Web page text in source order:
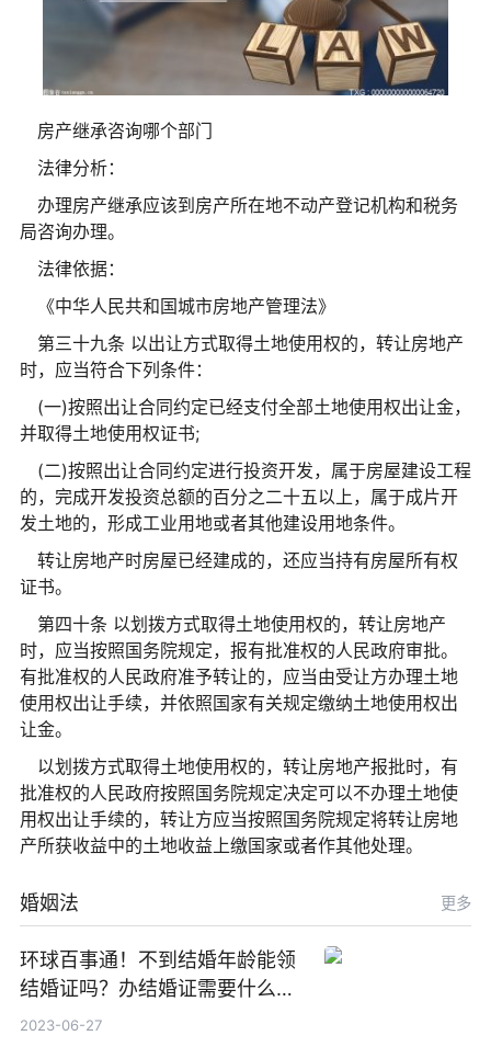
房产继承咨询哪个部门
法律分析：
办理房产继承应该到房产所在地不动产登记机构和税务
局咨询办理。
法律依据：
《中华人民共和国城市房地产管理法》
第三十九条 以出让方式取得土地使用权的，转让房地产
时，应当符合下列条件：
(一)按照出让合同约定已经支付全部土地使用权出让金，
并取得土地使用权证书;
(二)按照出让合同约定进行投资开发，属于房屋建设工程
的，完成开发投资总额的百分之二十五以上，属于成片开
发土地的，形成工业用地或者其他建设用地条件。
转让房地产时房屋已经建成的，还应当持有房屋所有权
证书。
第四十条 以划拨方式取得土地使用权的，转让房地产
时，应当按照国务院规定，报有批准权的人民政府审批。
有批准权的人民政府准予转让的，应当由受让方办理土地
使用权出让手续，并依照国家有关规定缴纳土地使用权出
让金。
以划拨方式取得土地使用权的，转让房地产报批时，有
批准权的人民政府按照国务院规定决定可以不办理土地使
用权出让手续的，转让方应当按照国务院规定将转让房地
产所获收益中的土地收益上缴国家或者作其他处理。
婚姻法 更多
环球百事通！不到结婚年龄能领
结婚证吗？办结婚证需要什么材
料？没结婚孩子怎么上户口？
2023-06-27